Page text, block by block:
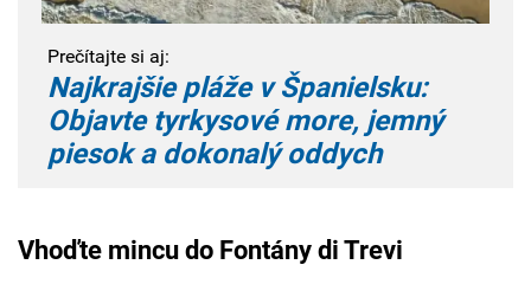
Prečítajte si aj:
Najkrajšie pláže v Španielsku:
Objavte tyrkysové more, jemný
piesok a dokonalý oddych
Vhoďte mincu do Fontány di Trevi